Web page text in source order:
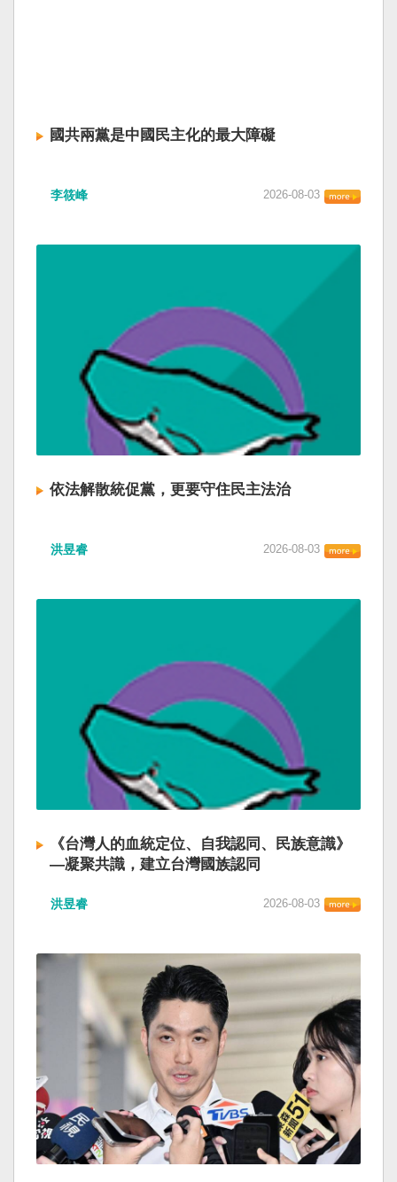
國共兩黨是中國民主化的最大障礙
李筱峰 2026-08-03
依法解散統促黨，更要守住民主法治
洪昱睿 2026-08-03
《台灣人的血統定位、自我認同、民族意識》
—凝聚共識，建立台灣國族認同
洪昱睿 2026-08-03